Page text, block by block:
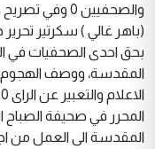
والصحفيين 0
(باهر غالي ) سكرتير تحرير
بحق احدى الصحفيات في
المقدسة، ووصف الهجوم
المحرر في صحيفة الصباح
المقدسة الى العمل من